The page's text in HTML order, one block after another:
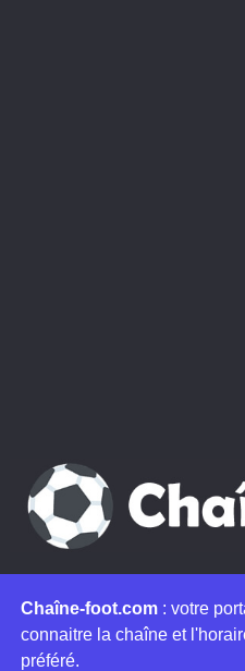
Chaîne-foot.com : votre
connaitre la chaîne et
préféré.